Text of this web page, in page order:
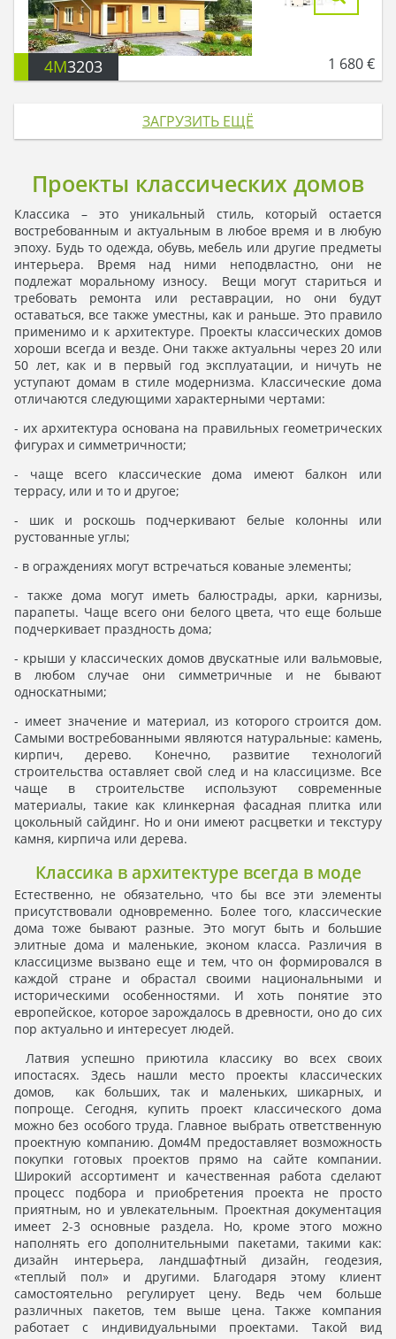
4M3203 1 680€
ЗАГРУЗИТЬ ЕЩЁ
Проекты классических домов
Классика – это уникальный стиль, который остается
востребованным и актуальным в любое время и в любую
эпоху. Будь то одежда, обувь, мебель или другие предметы
интерьера. Время над ними неподвластно, они не
подлежат моральному износу. Вещи могут стариться и
требовать ремонта или реставрации, но они будут
оставаться, все также уместны, как и раньше. Это правило
применимо и к архитектуре. Проекты классических домов
хороши всегда и везде. Они также актуальны через 20 или
50 лет, как и в первый год эксплуатации, и ничуть не
уступают домам в стиле модернизма. Классические дома
отличаются следующими характерными чертами:
- их архитектура основана на правильных геометрических
фигурах и симметричности;
- чаще всего классические дома имеют балкон или
террасу, или и то и другое;
- шик и роскошь подчеркивают белые колонны или
рустованные углы;
- в ограждениях могут встречаться кованые элементы;
- также дома могут иметь балюстрады, арки, карнизы,
парапеты. Чаще всего они белого цвета, что еще больше
подчеркивает праздность дома;
- крыши у классических домов двускатные или вальмовые,
в любом случае они симметричные и не бывают
односкатными;
- имеет значение и материал, из которого строится дом.
Самыми востребованными являются натуральные: камень,
кирпич, дерево. Конечно, развитие технологий
строительства оставляет свой след и на классицизме. Все
чаще в строительстве используют современные
материалы, такие как клинкерная фасадная плитка или
цокольный сайдинг. Но и они имеют расцветки и текстуру
камня, кирпича или дерева.
Классика в архитектуре всегда в моде
Естественно, не обязательно, что бы все эти элементы
присутствовали одновременно. Более того, классические
дома тоже бывают разные. Это могут быть и большие
элитные дома и маленькие, эконом класса. Различия в
классицизме вызвано еще и тем, что он формировался в
каждой стране и обрастал своими национальными и
историческими особенностями. И хоть понятие это
европейское, которое зарождалось в древности, оно до сих
пор актуально и интересует людей.
Латвия успешно приютила классику во всех своих
ипостасях. Здесь нашли место проекты классических
домов, как больших, так и маленьких, шикарных, и
попроще. Сегодня, купить проект классического дома
можно без особого труда. Главное выбрать ответственную
проектную компанию. Дом4М предоставляет возможность
покупки готовых проектов прямо на сайте компании.
Широкий ассортимент и качественная работа сделают
процесс подбора и приобретения проекта не просто
приятным, но и увлекательным. Проектная документация
имеет 2-3 основные раздела. Но, кроме этого можно
наполнять его дополнительными пакетами, такими как:
дизайн интерьера, ландшафтный дизайн, геодезия,
«теплый пол» и другими. Благодаря этому клиент
самостоятельно регулирует цену. Ведь чем больше
различных пакетов, тем выше цена. Также компания
работает с индивидуальными проектами. Такой вид